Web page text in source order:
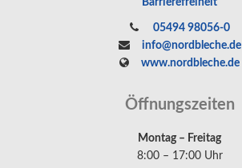
Barrierefreiheit
05494 98056-0
info@nordbleche.de
www.nordbleche.de
Öffnungszeiten
Montag – Freitag
8:00 – 17:00 Uhr